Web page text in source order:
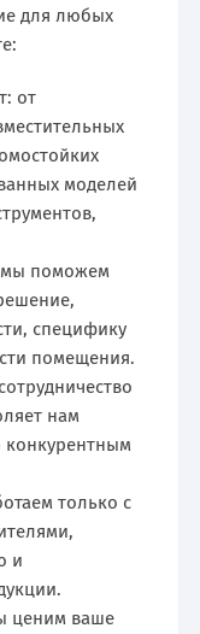
для любых
от
моделей
мы поможем
специфику
помещения.
нам
конкурентным
только с
и
ценим ваше